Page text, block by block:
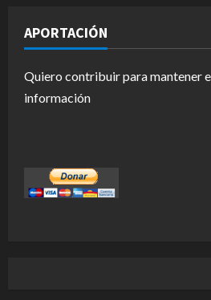
APORTACIÓN
Quiero contribuir para mantener
información